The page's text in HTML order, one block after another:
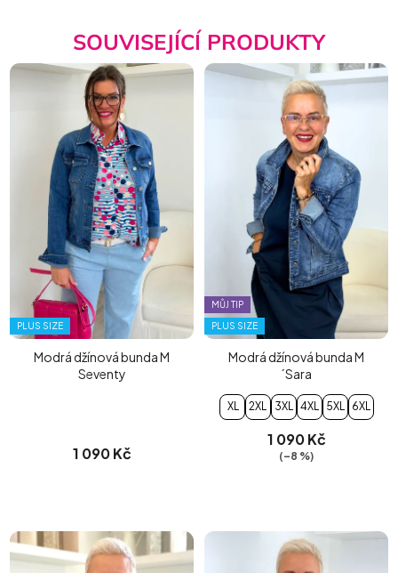
SOUVISEJÍCÍ PRODUKTY
PLUS SIZE
Modrá džínová bunda M
Seventy
1 090 Kč
MŮJ TIP
PLUS SIZE
Modrá džínová bunda M
´Sara
XL 2XL 3XL 4XL 5XL 6XL
1 090 Kč
(–8 %)